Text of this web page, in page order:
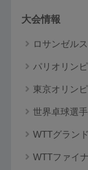
大会情報
ロサンゼル
パリオリン
東京オリン
世界卓球選
WTTグラン
WTTファイ